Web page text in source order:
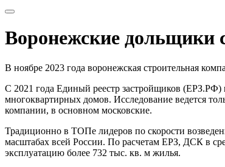
Воронежские дольщики
В ноябре 2023 года воронежская строительная
С 2021 года Единый реестр застройщиков (ЕРЗ.РФ)
многоквартирных домов. Исследование ведется
компании, в основном московские.
Традиционно в ТОПе лидеров по скорости
масштабах всей России. По расчетам ЕРЗ, ДСК в
эксплуатацию более 732 тыс. кв. м жилья.